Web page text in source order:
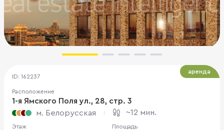
ID: 162237
Расположение
1-я Ямского Поля ул., 28, стр. 3
м. Белорусская
~12 мин.
Этаж Площадь
аренда